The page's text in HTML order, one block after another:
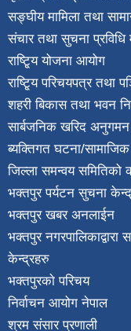
सङ्घीय मामिला तथा
संचार तथा सुचना प्रविधि
राष्टि्ृय योजना आयोग
राष्टि्ृय परिचयपत्र तथा
शहरी बिकास तथा भवन
सार्बजनिक खरिद अनुगमन
ब्यक्तिगत घटना/सामाजिक
जिल्ला समन्वय समितिको
भक्तपुर पर्यटन सुचना
भक्तपुर खबर अनलाईन
भक्तपुर नगरपालिकाद्वारा
केन्द्रहरु
भक्तपुरकाे परिचय
निर्वाचन आयोग नेपाल
श्रम संसार प्रणाली